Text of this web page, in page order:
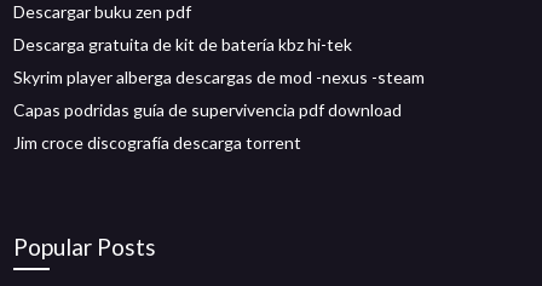
Descargar buku zen pdf
Descarga gratuita de kit de batería kbz hi-tek
Skyrim player alberga descargas de mod -nexus -steam
Capas podridas guía de supervivencia pdf download
Jim croce discografía descarga torrent
Popular Posts